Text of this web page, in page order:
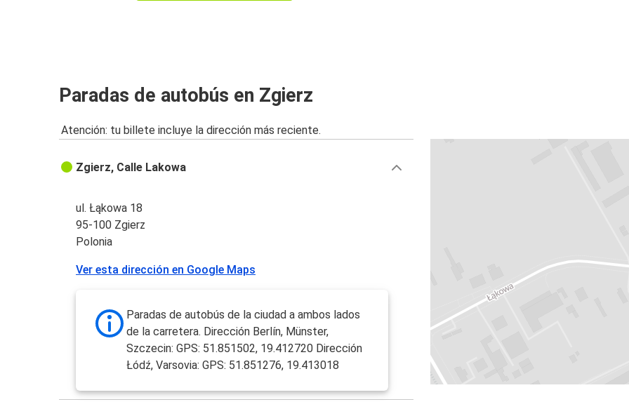
Paradas de autobús en Zgierz
Atención: tu billete incluye la dirección más reciente.
Zgierz, Calle Lakowa
ul. Łąkowa 18
95-100 Zgierz
Polonia
Ver esta dirección en Google Maps
Paradas de autobús de la ciudad a ambos lados
de la carretera. Dirección Berlín, Münster,
Szczecin: GPS: 51.851502, 19.412720 Dirección
Łódź, Varsovia: GPS: 51.851276, 19.413018